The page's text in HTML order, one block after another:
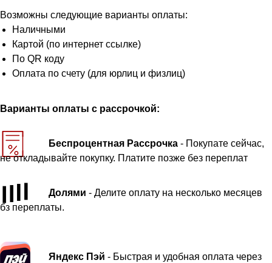
Возможны следующие варианты оплаты:
Наличными
Картой (по интернет ссылке)
По QR коду
Оплата по счету (для юрлиц и физлиц)
Варианты оплаты с рассрочкой:
Беспроцентная Рассрочка - Покупате сейчас,
не откладывайте покупку. Платите позже без переплат
Долями - Делите оплату на несколько месяцев
бз переплаты.
Яндекс Пэй - Быстрая и удобная оплата через